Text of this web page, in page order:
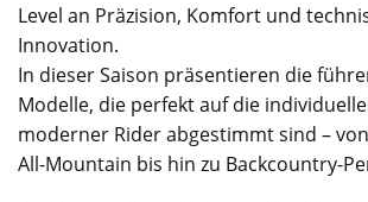
Level an Präzision, Komfort und
Innovation.
In dieser Saison präsentieren die
Modelle, die perfekt auf die
moderner Rider abgestimmt sind –
All-Mountain bis hin zu Backcountry-